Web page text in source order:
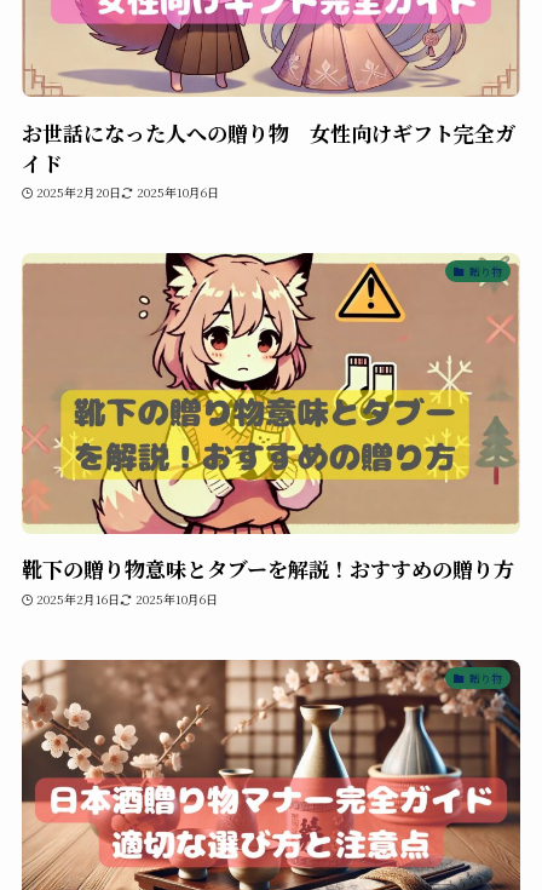
お世話になった人への贈り物 女性向けギフト完全ガ
イド
2025年2月20日 2025年10月6日
贈り物
靴下の贈り物意味とタブーを解説！おすすめの贈り方
2025年2月16日 2025年10月6日
贈り物